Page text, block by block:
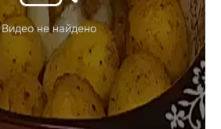
Видео не найдено